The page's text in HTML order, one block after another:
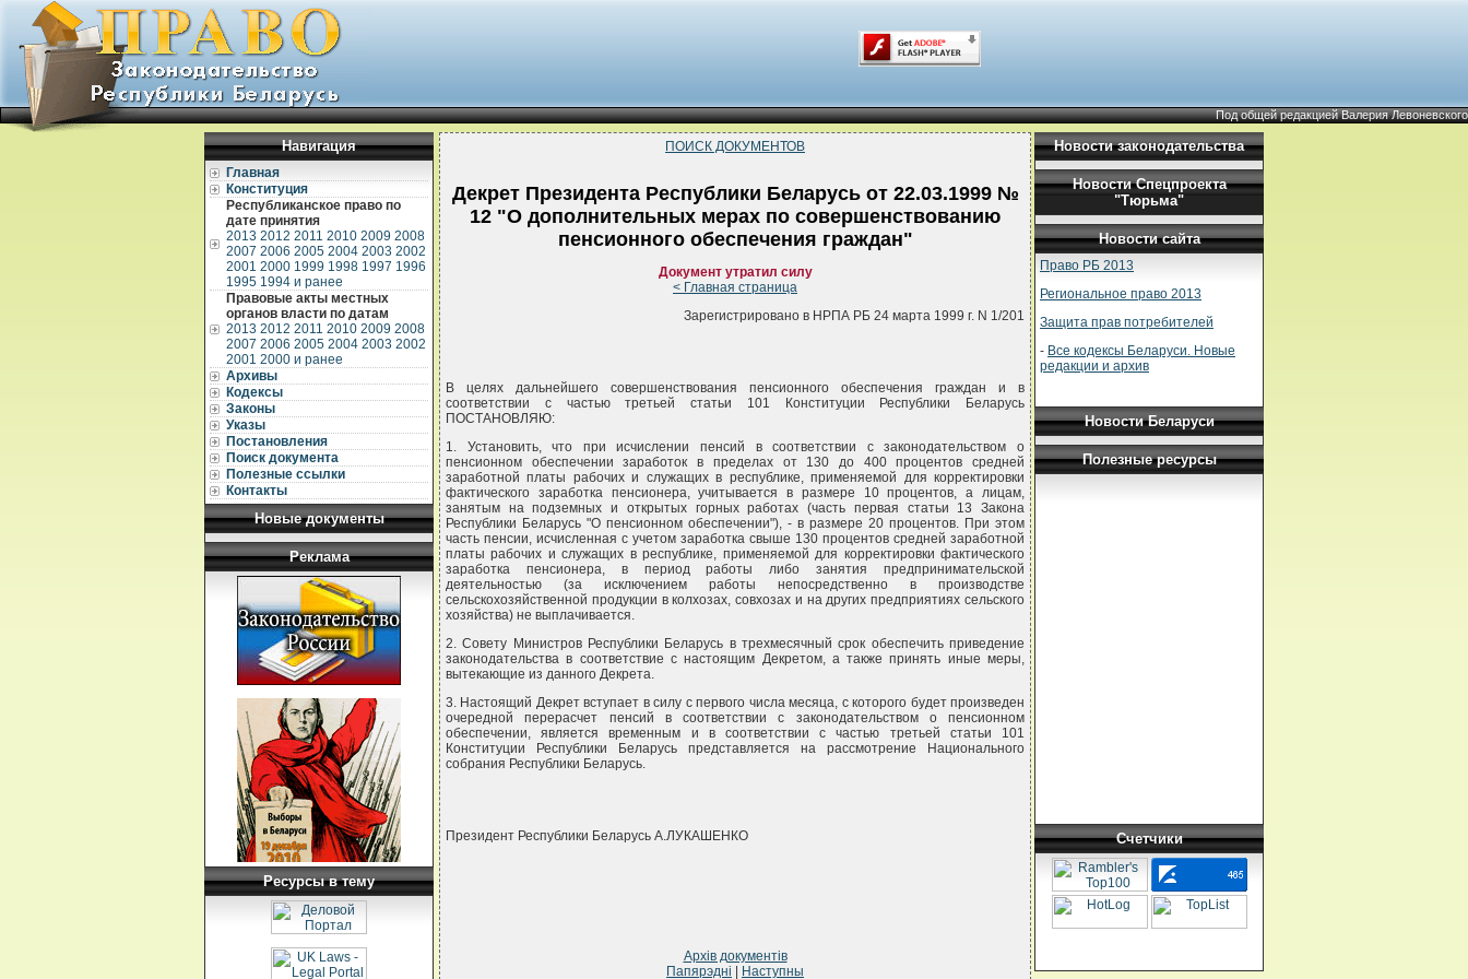
Под общей редакцией Валерия Левоневского
Навигация
Главная
Конституция
Республиканское право по
дате принятия
2013 2012 2011 2010 2009 2008
2007 2006 2005 2004 2003 2002
2001 2000 1999 1998 1997 1996
1995 1994 и ранее
Правовые акты местных
органов власти по датам
2013 2012 2011 2010 2009 2008
2007 2006 2005 2004 2003 2002
2001 2000 и ранее
Архивы
Кодексы
Законы
Указы
Постановления
Поиск документа
Полезные ссылки
Контакты
Новые документы
Реклама
Ресурсы в тему
ПОИСК ДОКУМЕНТОВ
Декрет Президента Республики Беларусь от 22.03.1999 №
12 "О дополнительных мерах по совершенствованию
пенсионного обеспечения граждан"
Документ утратил силу
< Главная страница
Зарегистрировано в НРПА РБ 24 марта 1999 г. N 1/201
В целях дальнейшего совершенствования пенсионного обеспечения граждан и в
соответствии с частью третьей статьи 101 Конституции Республики Беларусь
ПОСТАНОВЛЯЮ:
1. Установить, что при исчислении пенсий в соответствии с законодательством о
пенсионном обеспечении заработок в пределах от 130 до 400 процентов средней
заработной платы рабочих и служащих в республике, применяемой для корректировки
фактического заработка пенсионера, учитывается в размере 10 процентов, а лицам,
занятым на подземных и открытых горных работах (часть первая статьи 13 Закона
Республики Беларусь "О пенсионном обеспечении"), - в размере 20 процентов. При этом
часть пенсии, исчисленная с учетом заработка свыше 130 процентов средней заработной
платы рабочих и служащих в республике, применяемой для корректировки фактического
заработка пенсионера, в период работы либо занятия предпринимательской
деятельностью (за исключением работы непосредственно в производстве
сельскохозяйственной продукции в колхозах, совхозах и на других предприятиях сельского
хозяйства) не выплачивается.
2. Совету Министров Республики Беларусь в трехмесячный срок обеспечить приведение
законодательства в соответствие с настоящим Декретом, а также принять иные меры,
вытекающие из данного Декрета.
3. Настоящий Декрет вступает в силу с первого числа месяца, с которого будет произведен
очередной перерасчет пенсий в соответствии с законодательством о пенсионном
обеспечении, является временным и в соответствии с частью третьей статьи 101
Конституции Республики Беларусь представляется на рассмотрение Национального
собрания Республики Беларусь.
Президент Республики Беларусь А.ЛУКАШЕНКО
Архів документів
Папярэдні
Наступны
Новости законодательства
Новости Спецпроекта
"Тюрьма"
Новости сайта
Право РБ 2013
Региональное право 2013
Защита прав потребителей
- Все кодексы Беларуси. Новые
редакции и архив
Новости Беларуси
Полезные ресурсы
Счетчики